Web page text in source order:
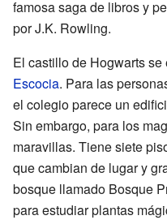
famosa saga de libros y
por J.K. Rowling.
El castillo de Hogwarts
Escocia. Para las
el colegio parece un
Sin embargo, para los
maravillas. Tiene siete
que cambian de lugar y
bosque llamado Bosque
para estudiar plantas